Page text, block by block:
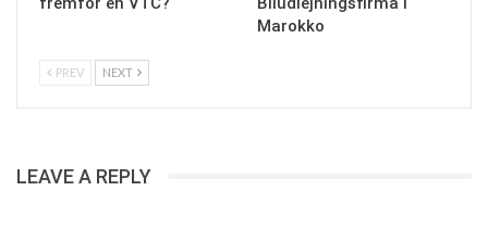
Marokko
PREV NEXT
LEAVE A REPLY